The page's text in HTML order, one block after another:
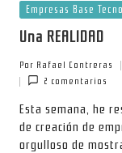
Publicada
en
Empresas Base
Una REALIDAD
por
Por Rafael Contreras
2 comentarios
Esta semana, he
de creación de
orgulloso de